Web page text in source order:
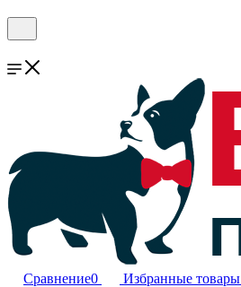
Сравнение0 Избранные товары